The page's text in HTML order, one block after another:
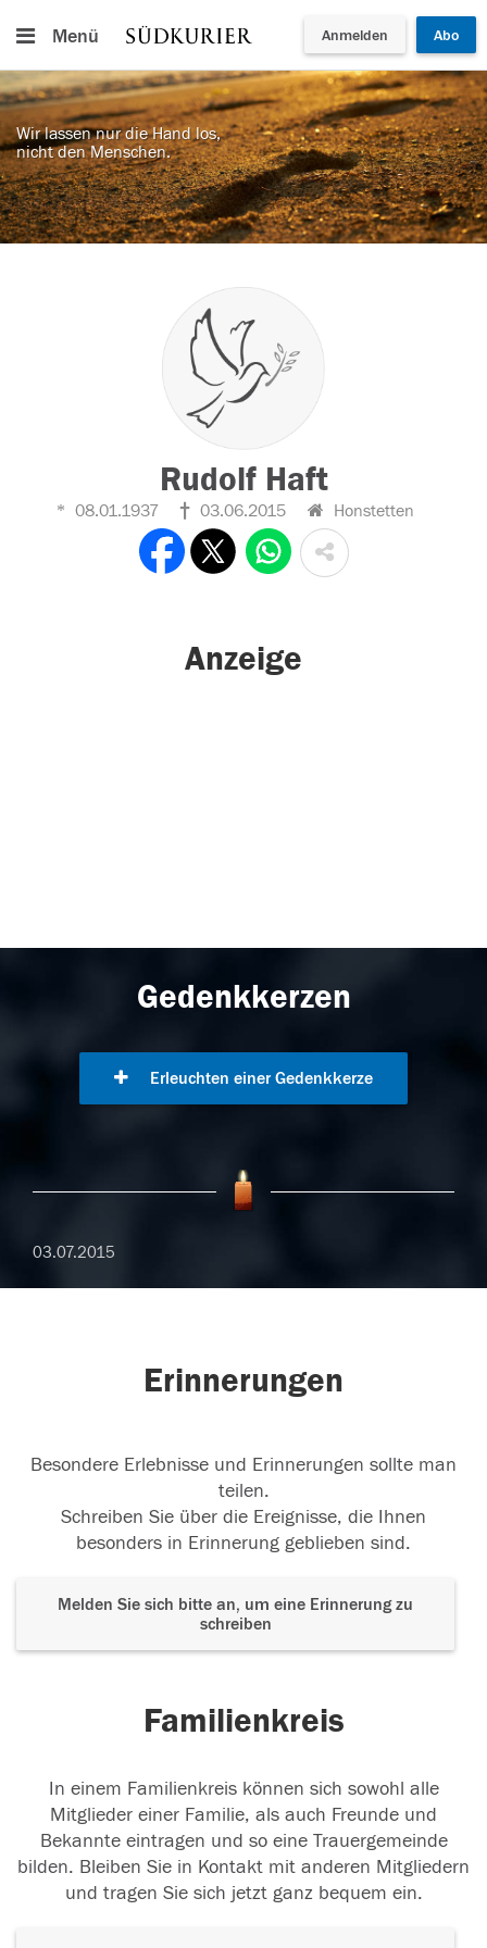
Menü Anmelden Abo
Wir lassen nur die Hand los,
nicht den Menschen.
Rudolf Haft
08.01.1937 03.06.2015 Honstetten
Anzeige
Gedenkkerzen
Erleuchten einer Gedenkkerze
03.07.2015
Erinnerungen
Besondere Erlebnisse und Erinnerungen sollte man
teilen.
Schreiben Sie über die Ereignisse, die Ihnen
besonders in Erinnerung geblieben sind.
Melden Sie sich bitte an, um eine Erinnerung zu
schreiben
Familienkreis
In einem Familienkreis können sich sowohl alle
Mitglieder einer Familie, als auch Freunde und
Bekannte eintragen und so eine Trauergemeinde
bilden. Bleiben Sie in Kontakt mit anderen Mitgliedern
und tragen Sie sich jetzt ganz bequem ein.